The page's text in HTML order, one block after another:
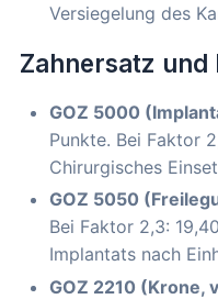
Versiegelung des
Zahnersatz und
GOZ 5000
Punkte. Bei Faktor
Chirurgisches
GOZ 5050
Bei Faktor 2,3:
Implantats nach
GOZ 2210 (Krone,